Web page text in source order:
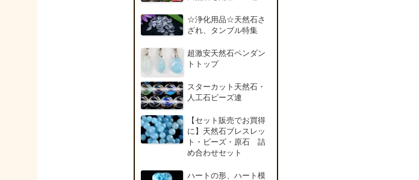
アンフィボールロック/
ye）
インカローズ（ロード
クロサイト/Rhodochros
インディアンアゲート(I
ndian Agate)
☆浄化用品☆天然石さ
ざれ、タンブル特集
超激安天然石ペンダン
トトップ
スターカット天然石・
人工石ビーズ連
【セット販売でお買得
に】天然石ブレスレッ
ト・ビーズ・原石 詰
め合わせセット
ハートの形、ハート模